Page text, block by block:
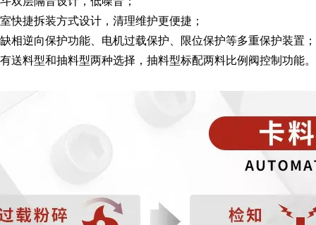
快捷拆装方式设计，清理维护更便捷；
相逆向保护功能、电机过载保护、限位保护等多重保护装置；
送料型和抽料型两种选择，抽料型标配两料比例阀控制功能。